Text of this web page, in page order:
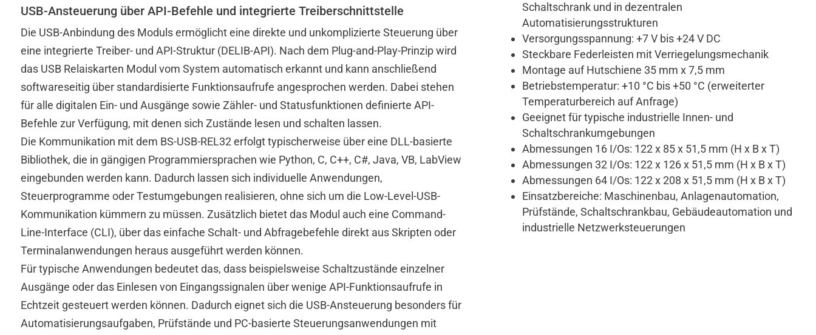
USB-Ansteuerung über API-Befehle und integrierte Treiberschnittstelle
Die USB-Anbindung des Moduls ermöglicht eine direkte und unkomplizierte Steuerung über
eine integrierte Treiber- und API-Struktur (DELIB-API). Nach dem Plug-and-Play-Prinzip wird
das USB Relaiskarten Modul vom System automatisch erkannt und kann anschließend
softwareseitig über standardisierte Funktionsaufrufe angesprochen werden. Dabei stehen
für alle digitalen Ein- und Ausgänge sowie Zähler- und Statusfunktionen definierte API-
Befehle zur Verfügung, mit denen sich Zustände lesen und schalten lassen.
Die Kommunikation mit dem BS-USB-REL32 erfolgt typischerweise über eine DLL-basierte
Bibliothek, die in gängigen Programmiersprachen wie Python, C, C++, C#, Java, VB, LabView
eingebunden werden kann. Dadurch lassen sich individuelle Anwendungen,
Steuerprogramme oder Testumgebungen realisieren, ohne sich um die Low-Level-USB-
Kommunikation kümmern zu müssen. Zusätzlich bietet das Modul auch eine Command-
Line-Interface (CLI), über das einfache Schalt- und Abfragebefehle direkt aus Skripten oder
Terminalanwendungen heraus ausgeführt werden können.
Für typische Anwendungen bedeutet das, dass beispielsweise Schaltzustände einzelner
Ausgänge oder das Einlesen von Eingangssignalen über wenige API-Funktionsaufrufe in
Echtzeit gesteuert werden können. Dadurch eignet sich die USB-Ansteuerung besonders für
Automatisierungsaufgaben, Prüfstände und PC-basierte Steuerungsanwendungen mit
Schaltschrank und in dezentralen
Automatisierungsstrukturen
Versorgungsspannung: +7 V bis +24 V DC
Steckbare Federleisten mit Verriegelungsmechanik
Montage auf Hutschiene 35 mm x 7,5 mm
Betriebstemperatur: +10 °C bis +50 °C (erweiterter
Temperaturbereich auf Anfrage)
Geeignet für typische industrielle Innen- und
Schaltschrankumgebungen
Abmessungen 16 I/Os: 122 x 85 x 51,5 mm (H x B x T)
Abmessungen 32 I/Os: 122 x 126 x 51,5 mm (H x B x T)
Abmessungen 64 I/Os: 122 x 208 x 51,5 mm (H x B x T)
Einsatzbereiche: Maschinenbau, Anlagenautomation,
Prüfstände, Schaltschrankbau, Gebäudeautomation und
industrielle Netzwerksteuerungen